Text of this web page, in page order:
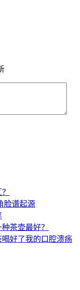
脸谱起源
茶壶最好？
好了我的口腔溃疡